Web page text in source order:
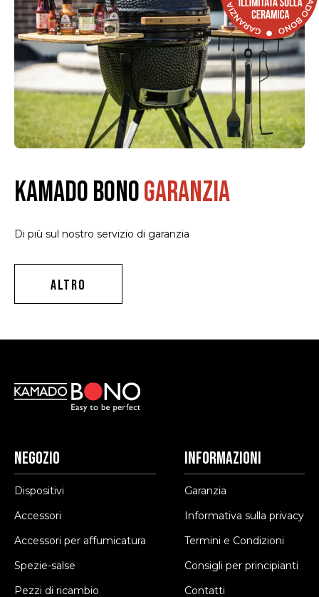
KAMADO BONOGARANZIA
Di più sul nostro servizio di garanzia
ALTRO
Negozio
Dispositivi
Accessori
Accessori per affumicatura
Spezie-salse
Pezzi di ricambio
Informazioni
Garanzia
Informativa sulla privacy
Termini e Condizioni
Consigli per principianti
Contatti